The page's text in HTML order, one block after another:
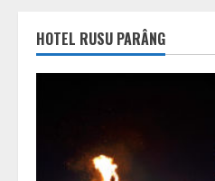
HOTEL RUSU PARÂNG